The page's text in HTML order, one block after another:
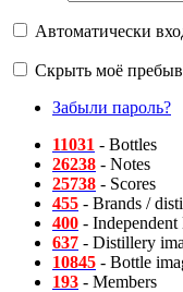
Автоматически
Скрыть моё
Забыли пароль?
11031 - Bottles
26238 - Notes
25738 - Scores
455 - Brands /
400 - Independent
637 - Distillery
10845 - Bottle
193 - Members